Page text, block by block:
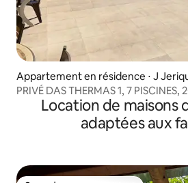
Appartement en résidence ⋅ J
PRIVÉ DAS THERMAS 1, 7 PISCINES,
Location de maisons
adaptées aux